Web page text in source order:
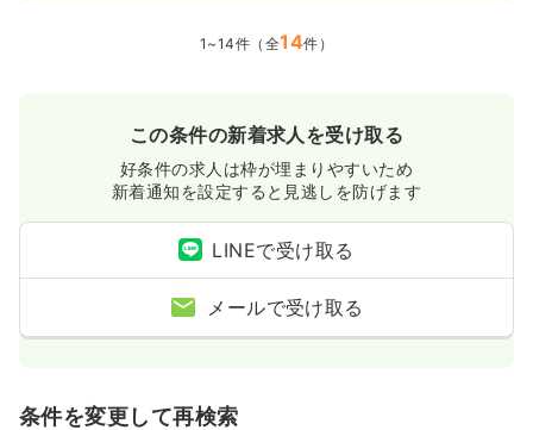
1~14件（全14件）
この条件の新着求人を受け取る
好条件の求人は枠が埋まりやすいため
新着通知を設定すると見逃しを防げます
LINEで受け取る
メールで受け取る
条件を変更して再検索